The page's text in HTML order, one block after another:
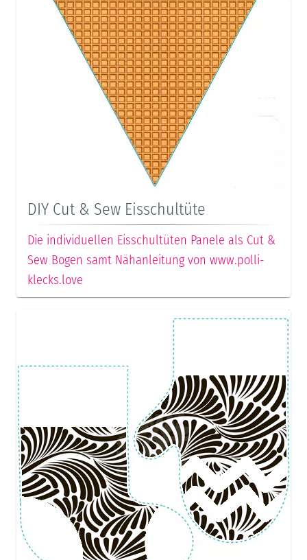
DIY Cut & Sew Eisschultüte
Die individuellen Eisschultüten Panele als Cut &
Sew Bogen samt Nähanleitung von www.polli-
klecks.love